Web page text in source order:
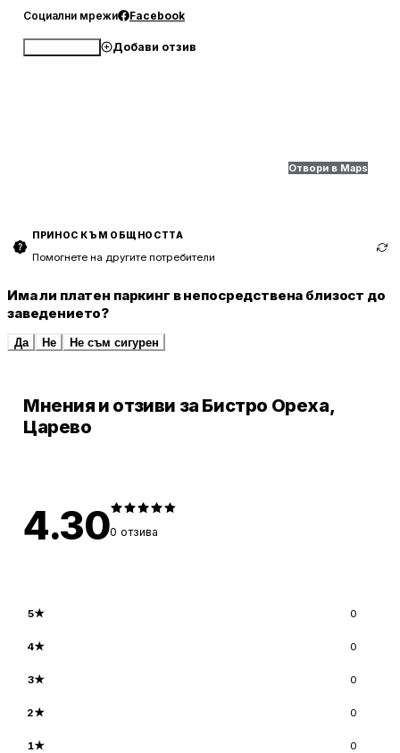
Социални мрежи Facebook
Добави отзив
Отвори в Maps
ПРИНОС КЪМ ОБЩНОСТТА
Помогнете на другите потребители
Има ли платен паркинг в непосредствена близост до
заведението?
Да Не Не съм сигурен
Мнения и отзиви за Бистро Ореха,
Царево
4.300 отзива
5★ 0
4★ 0
3★ 0
2★ 0
1★ 0